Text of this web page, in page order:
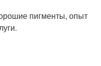
пигменты, опыт